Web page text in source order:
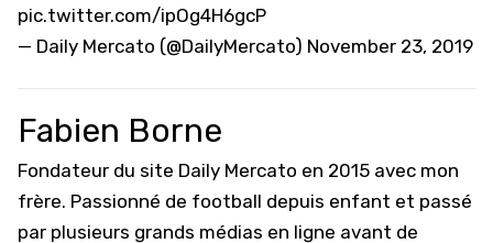
pic.twitter.com/ipOg4H6gcP
— Daily Mercato (@DailyMercato) November 23, 2019
Fabien Borne
Fondateur du site Daily Mercato en 2015 avec mon
frère. Passionné de football depuis enfant et passé
par plusieurs grands médias en ligne avant de